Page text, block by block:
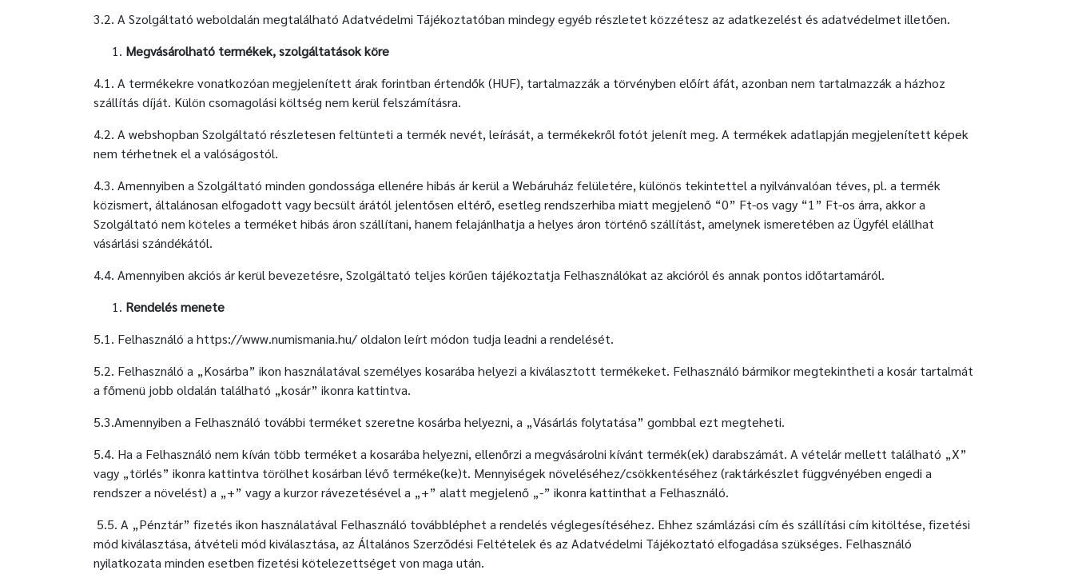
3.2. A Szolgáltató weboldalán megtalálható Adatvédelmi Tájékoztatóban mindegy egyéb részletet közzétesz az adatkezelést és adatvédelmet illetően.
Megvásárolható termékek, szolgáltatások köre
4.1. A termékekre vonatkozóan megjelenített árak forintban értendők (HUF), tartalmazzák a törvényben előírt áfát, azonban nem tartalmazzák a házhoz
szállítás díját. Külön csomagolási költség nem kerül felszámításra.
4.2. A webshopban Szolgáltató részletesen feltünteti a termék nevét, leírását, a termékekről fotót jelenít meg. A termékek adatlapján megjelenített képek
nem térhetnek el a valóságostól.
4.3. Amennyiben a Szolgáltató minden gondossága ellenére hibás ár kerül a Webáruház felületére, különös tekintettel a nyilvánvalóan téves, pl. a termék
közismert, általánosan elfogadott vagy becsült árától jelentősen eltérő, esetleg rendszerhiba miatt megjelenő “0” Ft-os vagy “1” Ft-os árra, akkor a
Szolgáltató nem köteles a terméket hibás áron szállítani, hanem felajánlhatja a helyes áron történő szállítást, amelynek ismeretében az Ügyfél elállhat
vásárlási szándékától.
4.4. Amennyiben akciós ár kerül bevezetésre, Szolgáltató teljes körűen tájékoztatja Felhasználókat az akcióról és annak pontos időtartamáról.
Rendelés menete
5.1. Felhasználó a https://www.numismania.hu/ oldalon leírt módon tudja leadni a rendelését.
5.2. Felhasználó a „Kosárba” ikon használatával személyes kosarába helyezi a kiválasztott termékeket. Felhasználó bármikor megtekintheti a kosár tartalmát
a főmenü jobb oldalán található „kosár” ikonra kattintva.
5.3.Amennyiben a Felhasználó további terméket szeretne kosárba helyezni, a „Vásárlás folytatása” gombbal ezt megteheti.
5.4. Ha a Felhasználó nem kíván több terméket a kosarába helyezni, ellenőrzi a megvásárolni kívánt termék(ek) darabszámát. A vételár mellett található „X”
vagy „törlés” ikonra kattintva törölhet kosárban lévő terméke(ke)t. Mennyiségek növeléséhez/csökkentéséhez (raktárkészlet függvényében engedi a
rendszer a növelést) a „+” vagy a kurzor rávezetésével a „+” alatt megjelenő „-” ikonra kattinthat a Felhasználó.
5.5. A „Pénztár” fizetés ikon használatával Felhasználó továbbléphet a rendelés véglegesítéséhez. Ehhez számlázási cím és szállítási cím kitöltése, fizetési
mód kiválasztása, átvételi mód kiválasztása, az Általános Szerződési Feltételek és az Adatvédelmi Tájékoztató elfogadása szükséges. Felhasználó
nyilatkozata minden esetben fizetési kötelezettséget von maga után.